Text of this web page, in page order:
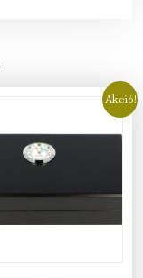
Akció!